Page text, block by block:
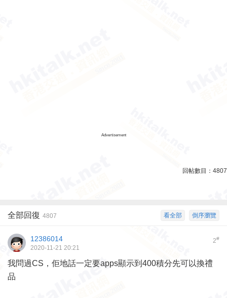
Advertisement
回帖數目： 4807
倒序瀏覽
看全部
全部回復 4807
2#
12386014
2020-11-21 20:21
我問過CS，佢地話一定要apps顯示到400積分先可以換禮
品